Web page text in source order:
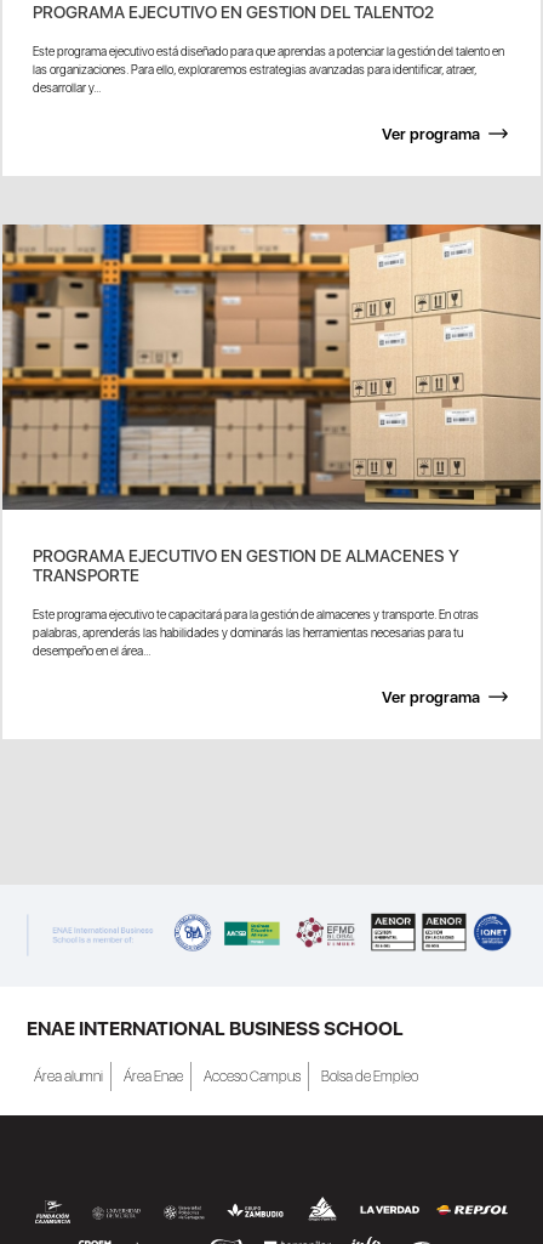
PROGRAMA EJECUTIVO EN GESTION DEL TALENTO2
Este programa ejecutivo está diseñado para que aprendas a potenciar la gestión del talento en
las organizaciones. Para ello, exploraremos estrategias avanzadas para identificar, atraer,
desarrollar y...
Ver programa
PROGRAMA EJECUTIVO EN GESTION DE ALMACENES Y
TRANSPORTE
Este programa ejecutivo te capacitará para la gestión de almacenes y transporte. En otras
palabras, aprenderás las habilidades y dominarás las herramientas necesarias para tu
desempeño en el área...
Ver programa
ENAE INTERNATIONAL BUSINESS SCHOOL
Área alumni Área Enae Acceso Campus Bolsa de Empleo